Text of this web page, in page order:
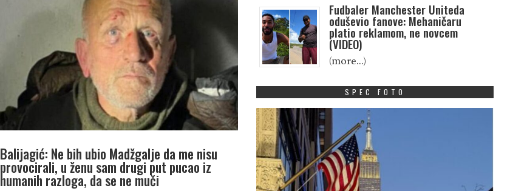
Balijagić: Ne bih ubio Madžgalje da me nisu
provocirali, u ženu sam drugi put pucao iz
humanih razloga, da se ne muči
Fudbaler Manchester Uniteda
oduševio fanove: Mehaničaru
platio reklamom, ne novcem
(VIDEO)
(more…)
SPEC FOTO